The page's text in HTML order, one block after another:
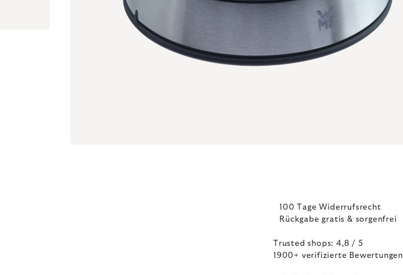
100 Tage Widerrufsrecht
Rückgabe gratis & sorgenfrei
Trusted shops: 4,8 / 5
1900+ verifizierte Bewertungen